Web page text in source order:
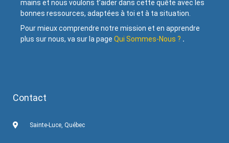
mains et nous voulons t’aider dans cette quête avec les
bonnes ressources, adaptées à toi et à ta situation.
Pour mieux comprendre notre mission et en apprendre
plus sur nous, va sur la page Qui Sommes-Nous ? .
Contact
Sainte-Luce, Québec